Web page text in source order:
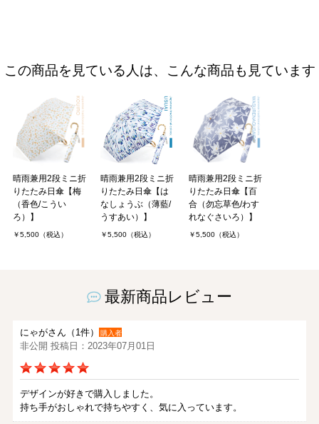
この商品を見ている人は、こんな商品も見ています
晴雨兼用2段ミニ折
りたたみ日傘【梅
（香色/こうい
ろ）】
￥5,500（税込）
晴雨兼用2段ミニ折
りたたみ日傘【は
なしょうぶ（薄藍/
うすあい）】
￥5,500（税込）
晴雨兼用2段ミニ折
りたたみ日傘【百
合（勿忘草色/わす
れなぐさいろ）】
￥5,500（税込）
最新商品レビュー
にゃがさん（1件） 購入者
非公開 投稿日：2023年07月01日
デザインが好きで購入しました。
持ち手がおしゃれで持ちやすく、気に入っています。